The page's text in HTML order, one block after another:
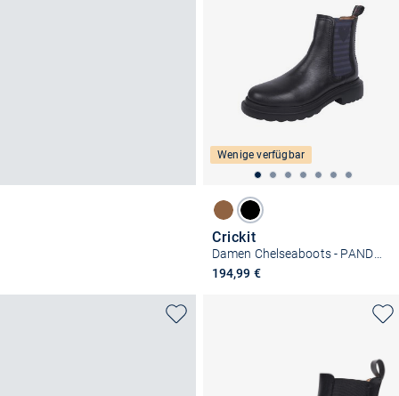
Wenige verfügbar
Crickit
194,99 €